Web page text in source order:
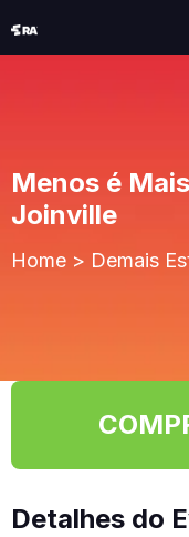
Menos é
Joinville
Home > Demais
Detalhes do